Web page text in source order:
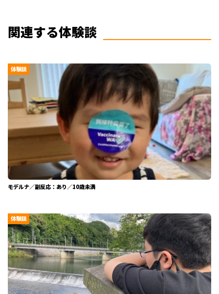
関連する体験談
体験談
モデルナ／副反応：あり／10歳未満
体験談